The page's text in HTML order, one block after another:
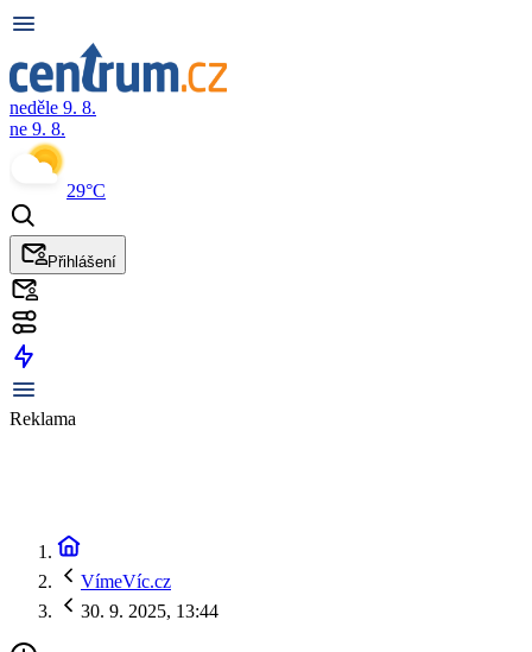
neděle 9. 8.
ne 9. 8.
29°C
Přihlášení
Reklama
VímeVíc.cz
30. 9. 2025, 13:44